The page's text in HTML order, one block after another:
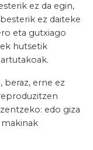
ez da egin,
ez daiteke
eta gutxiago
hutsetik
beraz, erne ez
edo giza
makinak